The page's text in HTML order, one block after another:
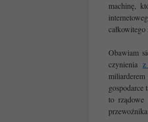
machinę,
Obawiam
czynienia
gospodarce
to rządowe